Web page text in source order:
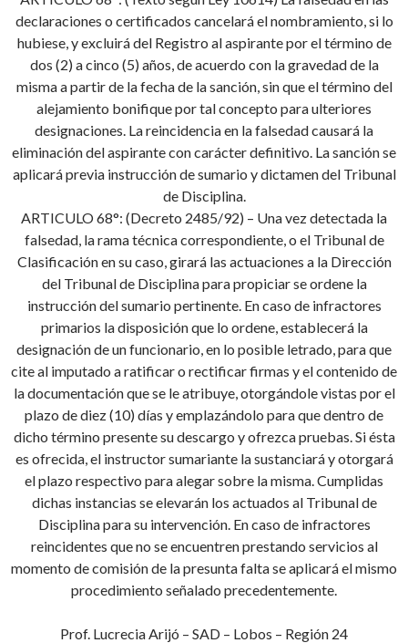
declaraciones o certificados cancelará el nombramiento, si lo
hubiese, y excluirá del Registro al aspirante por el término de
dos (2) a cinco (5) años, de acuerdo con la gravedad de la
misma a partir de la fecha de la sanción, sin que el término del
alejamiento bonifique por tal concepto para ulteriores
designaciones. La reincidencia en la falsedad causará la
eliminación del aspirante con carácter definitivo. La sanción se
aplicará previa instrucción de sumario y dictamen del Tribunal
de Disciplina.
ARTICULO 68°: (Decreto 2485/92) – Una vez detectada la
falsedad, la rama técnica correspondiente, o el Tribunal de
Clasificación en su caso, girará las actuaciones a la Dirección
del Tribunal de Disciplina para propiciar se ordene la
instrucción del sumario pertinente. En caso de infractores
primarios la disposición que lo ordene, establecerá la
designación de un funcionario, en lo posible letrado, para que
cite al imputado a ratificar o rectificar firmas y el contenido de
la documentación que se le atribuye, otorgándole vistas por el
plazo de diez (10) días y emplazándolo para que dentro de
dicho término presente su descargo y ofrezca pruebas. Si ésta
es ofrecida, el instructor sumariante la sustanciará y otorgará
el plazo respectivo para alegar sobre la misma. Cumplidas
dichas instancias se elevarán los actuados al Tribunal de
Disciplina para su intervención. En caso de infractores
reincidentes que no se encuentren prestando servicios al
momento de comisión de la presunta falta se aplicará el mismo
procedimiento señalado precedentemente.
Prof. Lucrecia Arijó – SAD – Lobos – Región 24